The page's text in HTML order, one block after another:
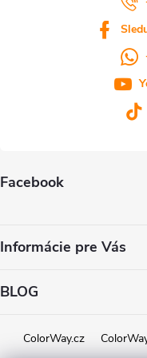
Facebook
Informácie pre Vás
BLOG
ColorWay.cz